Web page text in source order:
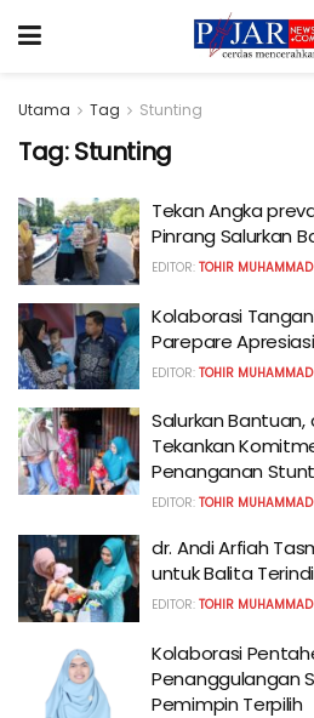
Utama Tag Stunting
Tag:Stunting
Tekan Angka
Pinrang Salurkan
EDITOR: TOHIR MUHAMMAD
Kolaborasi
Parepare
EDITOR: TOHIR MUHAMMAD
Salurkan Bantuan,
Tekankan
Penanganan
EDITOR: TOHIR MUHAMMAD
dr. Andi Arfiah
untuk Balita
EDITOR: TOHIR MUHAMMAD
Kolaborasi
Penanggulangan
Pemimpin Terpilih